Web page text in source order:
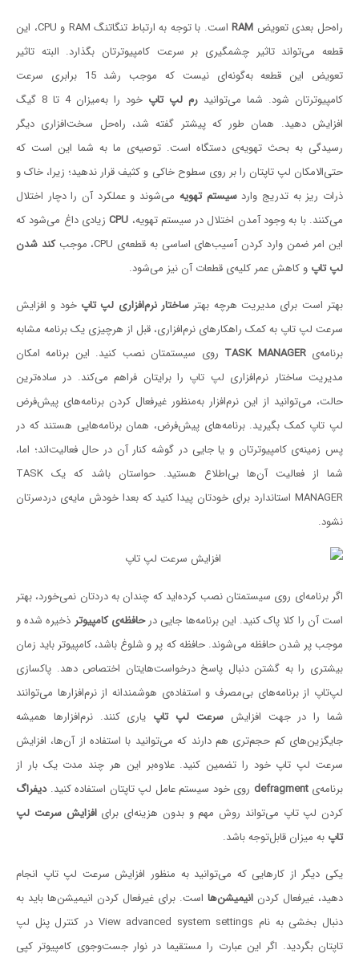
راه‌حل بعدی تعویض RAM
است. با توجه به ارتباط تنگاتنگ RAM و CPU، این
قطعه می‌تواند تاثیر چشمگیری بر سرعت کامپیوترتان بگذارد. البته تاثیر
تعویض این قطعه به‌گونه‌ای نیست که موجب رشد 15 برابری سرعت
کامپیوترتان شود. شما می‌توانید رم لپ تاپ
خود را به‌میزان 4 تا 8 گیگ
افزایش دهید. همان طور که پیشتر گفته شد، راه‌حل سخت‌افزاری دیگر
رسیدگی به بحث تهویه‌ی دستگاه است. توصیه‌ی ما به شما این است که
حتی‌الامکان لپ تاپتان را بر روی سطوح خاکی و کثیف قرار ندهید؛ زیرا، خاک و
ذرات ریز به تدریج واردسیستم تهویه می‌شوند و عملکرد آن را دچار اختلال
می‌کنند. با به وجود آمدن اختلال در سیستم تهویه، CPUزیادی داغ می‌شود که
این امر ضمن وارد کردن آسیب‌های اساسی به قطعه‌ی CPU، موجب
کند شدن
لپ تاپ و کاهش عمر کلیه‌ی قطعات آن نیز می‌شود.
بهتر است برای مدیریت هرچه بهتر ساختار نرم‌افزاری لپ تاپ خود و افزایش
سرعت لپ تاپ به کمک راهکارهای نرم‌افزاری، قبل از هرچیزی یک برنامه مشابه
برنامه‌یTASK MANAGER روی سیستمتان نصب کنید. این برنامه امکان
مدیریت ساختار نرم‌افزاری لپ تاپ را برایتان فراهم می‌کند. در ساده‌ترین
حالت، می‌توانید از این نرم‌افزار به‌منظور غیرفعال کردن برنامه‌های پیش‌فرض
لپ تاپ کمک بگیرید. برنامه‌های پیش‌فرض، همان برنامه‌هایی هستند که در
پس زمینه‌ی کامپیوترتان و یا جایی در گوشه کنار آن در حال فعالیت‌اند؛ اما،
شما از فعالیت آن‌ها بی‌اطلاع هستید. حواستان باشد که یک TASK
MANAGER استاندارد برای خودتان پیدا کنید که بعدا خودش مایه‌ی دردسرتان
نشود.
اگر برنامه‌ای روی سیستمتان نصب کرده‌اید که چندان به دردتان نمی‌خورد، بهتر
است آن را کلا پاک کنید. این برنامه‌ها جایی درحافظه‌ی کامپیوتر ذخیره شده و
موجب پر شدن حافظه می‌شوند. حافظه که پر و شلوغ باشد، کامپیوتر باید زمان
بیشتری را به گشتن دنبال پاسخ درخواست‌هایتان اختصاص دهد. پاکسازی
لپ‌تاپ از برنامه‌های بی‌مصرف و استفاده‌ی هوشمندانه از نرم‌افزارها می‌توانند
شما را در جهت افزایشسرعت لپ تاپ یاری کنند. نرم‌افزارها همیشه
جایگزین‌های کم حجم‌تری هم دارند که می‌توانید با استفاده از آن‌ها، افزایش
سرعت لپ تاپ خود را تضمین کنید. علاوه‌بر این هر چند مدت یک بار از
برنامه‌ی ‌‌‌‌defragment روی خود سیستم عامل لپ تاپتان استفاده کنید.دیفراگ
کردن لپ تاپ می‌تواند روش مهم و بدون هزینه‌ای برایافزایش سرعت لپ
تاپ به میزان قابل‌توجه باشد.
یکی دیگر از کارهایی که می‌توانید به منظور افزایش سرعت لپ تاپ انجام
دهید، غیرفعال کردن انیمیشن‌ها است. برای غیرفعال کردن انیمیشن‌ها باید به
دنبال بخشی به نام View advanced system settings در کنترل پنل لپ
تاپتان بگردید. اگر این عبارت را مستقیما در نوار جست‌وجوی کامپیوتر کپی